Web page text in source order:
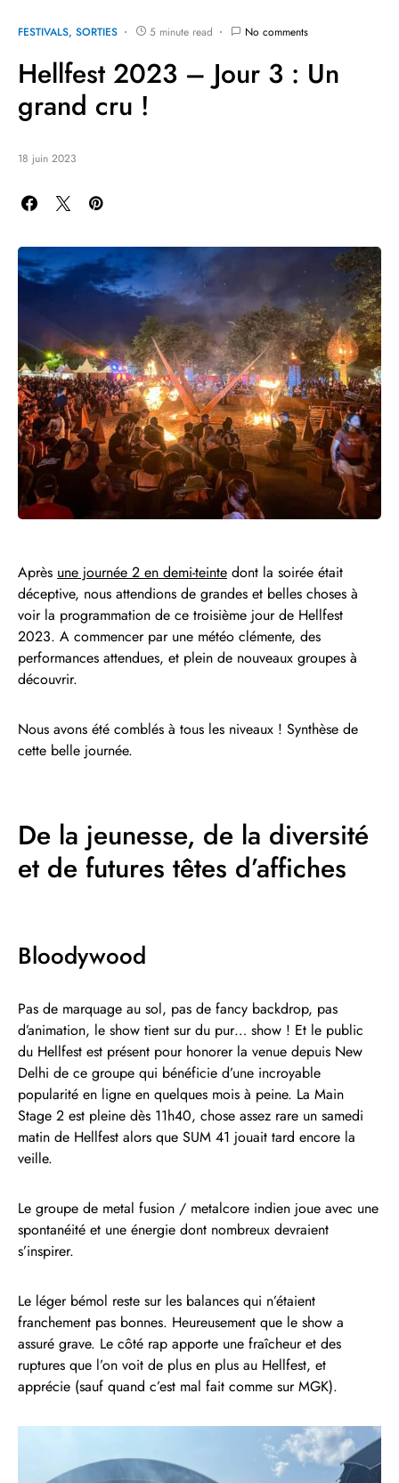
FESTIVALS SORTIES 5 minute read No comments
Hellfest 2023 – Jour 3 : Un
grand cru !
18 juin 2023
Après une journée 2 en demi-teinte dont la soirée était
déceptive, nous attendions de grandes et belles choses à
voir la programmation de ce troisième jour de Hellfest
2023. A commencer par une météo clémente, des
performances attendues, et plein de nouveaux groupes à
découvrir.
Nous avons été comblés à tous les niveaux ! Synthèse de
cette belle journée.
De la jeunesse, de la diversité
et de futures têtes d’affiches
Bloodywood
Pas de marquage au sol, pas de fancy backdrop, pas
d’animation, le show tient sur du pur… show ! Et le public
du Hellfest est présent pour honorer la venue depuis New
Delhi de ce groupe qui bénéficie d’une incroyable
popularité en ligne en quelques mois à peine. La Main
Stage 2 est pleine dès 11h40, chose assez rare un samedi
matin de Hellfest alors que SUM 41 jouait tard encore la
veille.
Le groupe de metal fusion / metalcore indien joue avec une
spontanéité et une énergie dont nombreux devraient
s’inspirer.
Le léger bémol reste sur les balances qui n’étaient
franchement pas bonnes. Heureusement que le show a
assuré grave. Le côté rap apporte une fraîcheur et des
ruptures que l’on voit de plus en plus au Hellfest, et
apprécie (sauf quand c’est mal fait comme sur MGK).